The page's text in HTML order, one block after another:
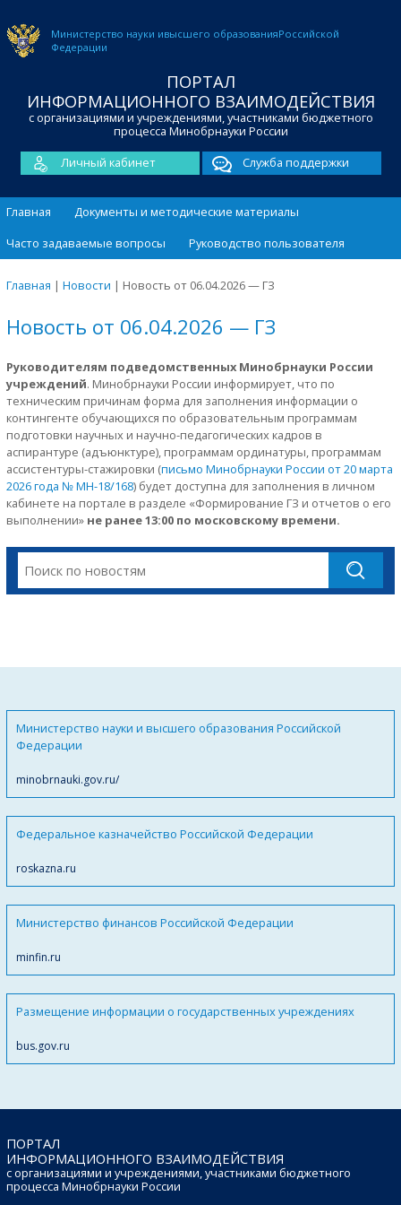
Министерство науки ивысшего образованияРоссийской
Федерации
ПОРТАЛ
ИНФОРМАЦИОННОГО ВЗАИМОДЕЙСТВИЯ
с организациями и учреждениями, участниками бюджетного
процесса Минобрнауки России
Личный кабинет
Служба поддержки
Главная
Документы и методические материалы
Часто задаваемые вопросы
Руководство пользователя
Главная | Новости | Новость от 06.04.2026 — ГЗ
Новость от 06.04.2026 — ГЗ
Руководителям подведомственных Минобрнауки России
учреждений. Минобрнауки России информирует, что по
техническим причинам форма для заполнения информации о
контингенте обучающихся по образовательным программам
подготовки научных и научно-педагогических кадров в
аспирантуре (адъюнктуре), программам ординатуры, программам
ассистентуры-стажировки (письмо Минобрнауки России от 20 марта
2026 года № МН-18/168) будет доступна для заполнения в личном
кабинете на портале в разделе «Формирование ГЗ и отчетов о его
выполнении» не ранее 13:00 по московскому времени.
Министерство науки и высшего образования Российской
Федерации
minobrnauki.gov.ru/
Федеральное казначейство Российской Федерации
roskazna.ru
Министерство финансов Российской Федерации
minfin.ru
Размещение информации о государственных учреждениях
bus.gov.ru
ПОРТАЛ
ИНФОРМАЦИОННОГО ВЗАИМОДЕЙСТВИЯ
с организациями и учреждениями, участниками бюджетного
процесса Минобрнауки России